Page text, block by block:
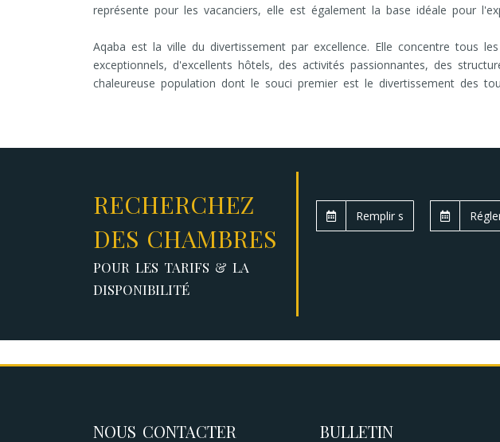
représente pour les vacanciers, elle est également la base idéale pour
Aqaba est la ville du divertissement par excellence. Elle concentre tous
exceptionnels, d'excellents hôtels, des activités passionnantes, des
chaleureuse population dont le souci premier est le divertissement des
RECHERCHEZ
DES CHAMBRES
POUR LES TARIFS & LA
DISPONIBILITÉ
NOUS CONTACTER BULLETIN